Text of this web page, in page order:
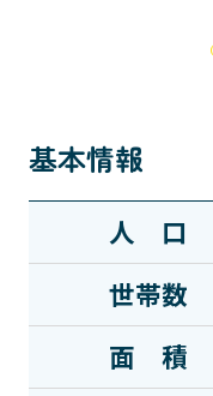
基本情報
人口
世帯数
面積